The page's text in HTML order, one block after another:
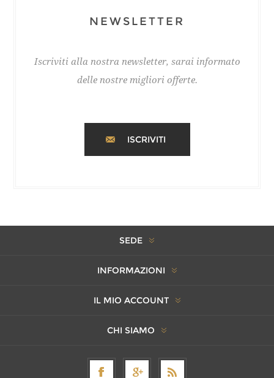
NEWSLETTER
Iscriviti alla nostra newsletter, sarai informato
delle nostre migliori offerte.
ISCRIVITI
SEDE
INFORMAZIONI
IL MIO ACCOUNT
CHI SIAMO